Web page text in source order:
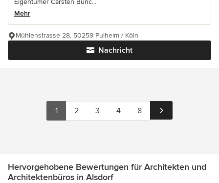
Mehr
Nachricht
Mühlenstrasse 28, 50259 Pulheim / Köln
1 2 3 4 8
Hervorgehobene Bewertungen für Architekten und
Architektenbüros in Alsdorf